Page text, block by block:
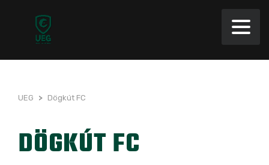
UEG > Dögkút FC
DÖGKÚT FC